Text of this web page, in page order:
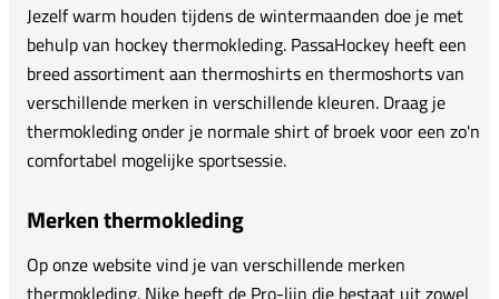
Jezelf warm houden tijdens de wintermaanden doe je met
behulp van hockey thermokleding. PassaHockey heeft een
breed assortiment aan thermoshirts en thermoshorts van
verschillende merken in verschillende kleuren. Draag je
thermokleding onder je normale shirt of broek voor een zo'n
comfortabel mogelijke sportsessie.
Merken thermokleding
Op onze website vind je van verschillende merken
thermokleding. Nike heeft de Pro-lijn die bestaat uit zowel